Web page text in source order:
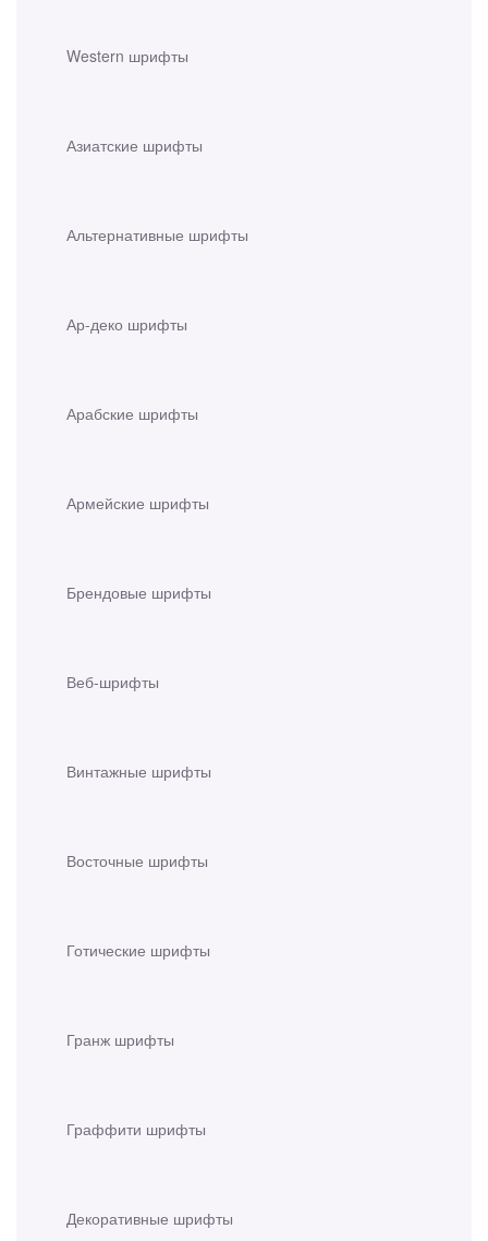
Western шрифты
Азиатские шрифты
Альтернативные шрифты
Ар-деко шрифты
Арабские шрифты
Армейские шрифты
Брендовые шрифты
Веб-шрифты
Винтажные шрифты
Восточные шрифты
Готические шрифты
Гранж шрифты
Граффити шрифты
Декоративные шрифты